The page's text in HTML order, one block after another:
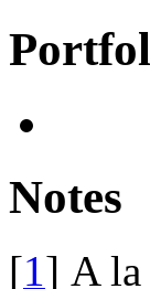
Notes
[1 ] A